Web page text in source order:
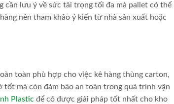
cần lưu ý về sức tải trọng tối đa mà pallet có thể
nên tham khảo ý kiến từ nhà sản xuất hoặc
toàn phù hợp cho việc kê hàng thùng carton,
tốt mà còn đảm bảo an toàn trong quá trình vận
Plastic để có được giải pháp tốt nhất cho kho